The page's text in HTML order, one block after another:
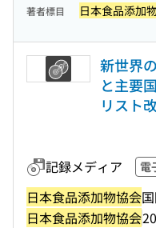
著者標目 日本食品添加
新世界
と主要
リスト
記録メディア 電
日本食品添加物協会
日本食品添加物協会